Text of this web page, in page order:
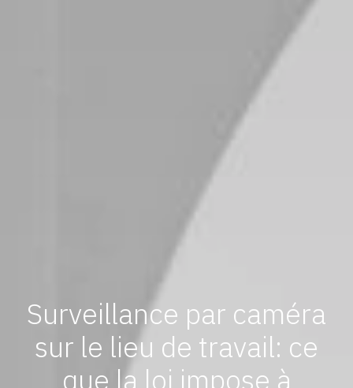
Surveillance par caméra
sur le lieu de travail: ce
que la loi impose à